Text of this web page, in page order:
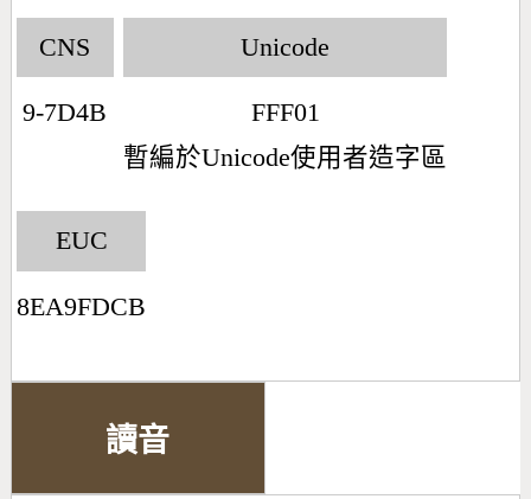
CNS
9-7D4B
Unicode
FFF01
暫編於Unicode使用者造字區
EUC
8EA9FDCB
讀音